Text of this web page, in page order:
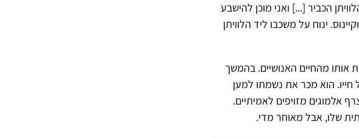
הכביר [...] ואני מוכן להישבע
ינוח על משכבו ליד הלוויתן
מהחיים האנושיים. בהמשך
הוא מכר את נשמתו למען
אלמוגים מזויפים לאמיתיים.
שלו, אבל מאוחר מדי.